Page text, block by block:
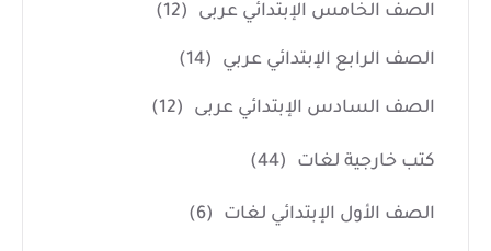
الصف الخامس الإبتدائي عربى (12)
الصف الرابع الإبتدائي عربي (14)
الصف السادس الإبتدائي عربى (12)
كتب خارجية لغات (44)
الصف الأول الإبتدائي لغات (6)